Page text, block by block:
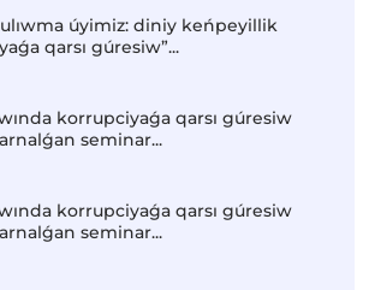
úyimiz: diniy keńpeyillik
qarsı gúresiw”...
korrupciyaǵa qarsı gúresiw
seminar...
korrupciyaǵa qarsı gúresiw
seminar...